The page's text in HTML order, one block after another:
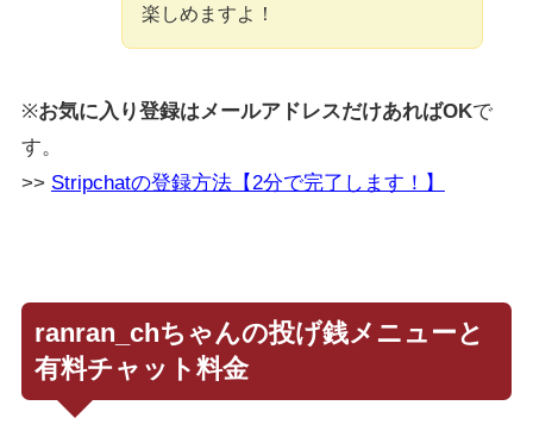
楽しめますよ！
※お気に入り登録はメールアドレスだけあればOKで
す。
>> Stripchatの登録方法【2分で完了します！】
ranran_chちゃんの投げ銭メニューと
有料チャット料金